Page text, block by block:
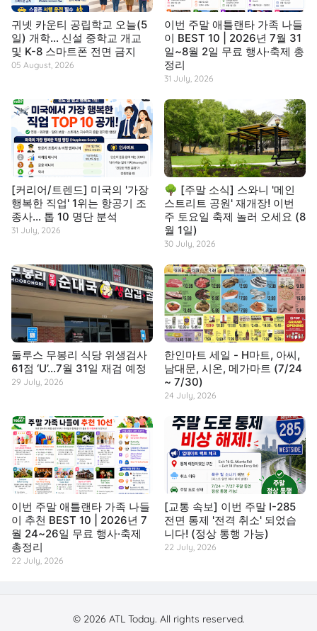
귀넷 카운티 공립학교 오늘(5
일) 개학… 신설 중학교 개교
및 K-8 스마트폰 전면 금지
05 August, 2026
이번 주말 애틀랜타 가족 나들
이 BEST 10 | 2026년 7월 31
일~8월 2일 무료 행사·축제 총
정리
31 July, 2026
[커리어/트렌드] 미국의 '가장
행복한 직업' 1위는 항공기 조
종사… 톱 10 명단 분석
31 July, 2026
🌳 [주말 소식] 스와니 '메인
스트리트 공원' 재개장! 이번
주 토요일 축제 놀러 오세요 (8
월 1일)
30 July, 2026
둘루스 무봉리 식당 위생검사
61점 ‘U’…7월 31일 재검 예정
29 July, 2026
한인마트 세일 - H마트, 아씨,
남대문, 시온, 메가마트 (7/24
~ 7/30)
24 July, 2026
이번 주말 애틀랜타 가족 나들
이 추천 BEST 10 | 2026년 7
월 24~26일 무료 행사·축제
총정리
22 July, 2026
[교통 속보] 이번 주말 I-285
전면 통제 '전격 취소' 되었습
니다! (정상 통행 가능)
22 July, 2026
© 2026 ATL Today. All rights reserved.